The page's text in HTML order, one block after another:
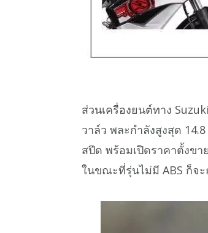
ส่วนเครื่องยนต์ทาง
วาล์ว พละกำลังสูงสุด
สปีด พร้อมเปิดราคาตั้งขา
ในขณะที่รุ่นไม่มี ABS ก็จะ